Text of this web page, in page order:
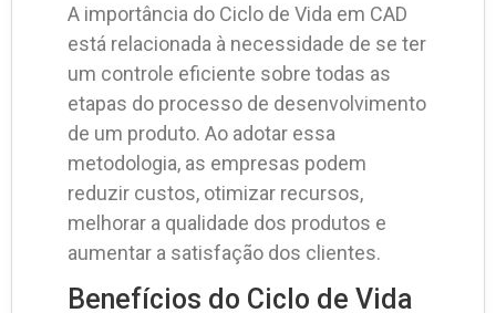
A importância do Ciclo de Vida em CAD
está relacionada à necessidade de se ter
um controle eficiente sobre todas as
etapas do processo de desenvolvimento
de um produto. Ao adotar essa
metodologia, as empresas podem
reduzir custos, otimizar recursos,
melhorar a qualidade dos produtos e
aumentar a satisfação dos clientes.
Benefícios do Ciclo de Vida